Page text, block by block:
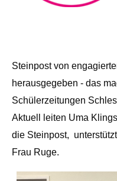
Steinpost von
herausgegeben - das
Schülerzeitungen
Aktuell leiten Uma
die Steinpost,
Frau Ruge.